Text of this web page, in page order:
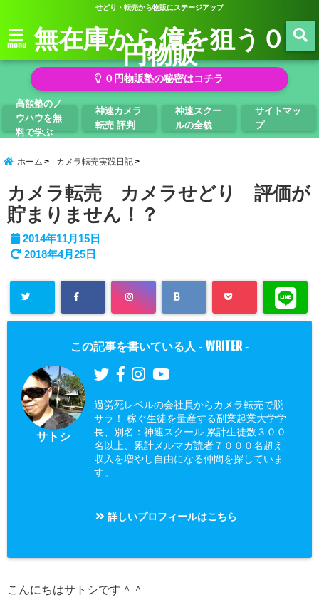
せどり・転売から物販にステージアップ
menu 無在庫から億を狙う０
円物販
０円物販塾の秘密はコチラ
高額塾のノ
ウハウを無
料で学ぶ
神速カメラ
転売 評判
神速スクー
ルの全貌
サイトマッ
プ
ホーム カメラ転売実践日記
カメラ転売 カメラせどり 評価が
貯まりません！？
2014年11月15日
2018年4月25日
この記事を書いている人 - WRITER -
サトシ
過労死レベルの会社員からカメラ転売で脱
サラ！ 稼ぐ生徒を量産する副業起業大学学
長、別名：神速スクール 累計生徒数３００
名以上、累計メルマガ読者７０００名超え
収入を増やし自由になる仲間を探していま
す。
詳しいプロフィールはこちら
こんにちはサトシです＾＾